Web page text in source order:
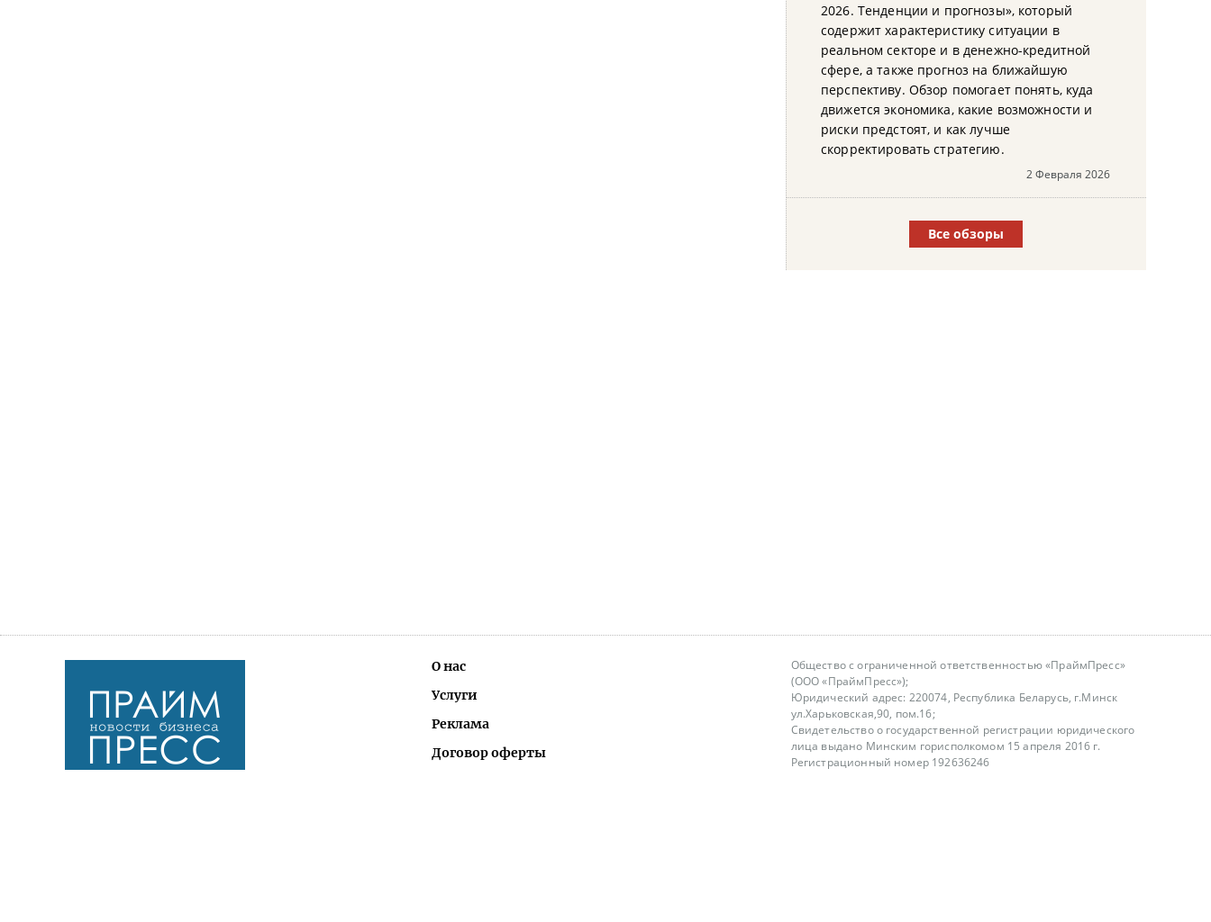
2026. Тенденции и прогнозы», который
содержит характеристику ситуации в
реальном секторе и в денежно-кредитной
сфере, а также прогноз на ближайшую
перспективу. Обзор помогает понять, куда
движется экономика, какие возможности и
риски предстоят, и как лучше
скорректировать стратегию.
2 Февраля 2026
Все обзоры
О нас
Услуги
Реклама
Договор оферты
Общество с ограниченной ответственностью «ПраймПресс»
(ООО «ПраймПресс»);
Юридический адрес: 220074, Республика Беларусь, г.Минск
ул.Харьковская,90, пом.16;
Свидетельство о государственной регистрации юридического
лица выдано Минским горисполкомом 15 апреля 2016 г.
Регистрационный номер 192636246